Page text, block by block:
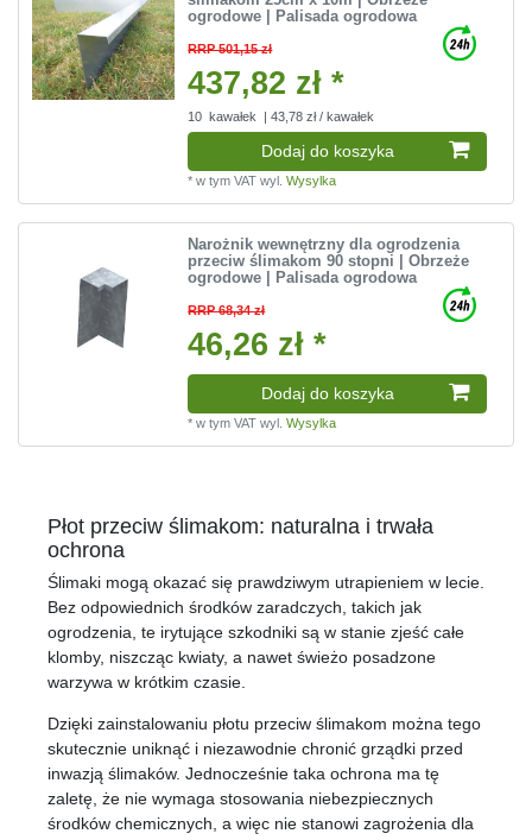
ogrodowe | Palisada ogrodowa
RRP 501,15 zł
437,82 zł *
10 kawałek | 43,78 zł / kawałek
Dodaj do koszyka
*w tym VAT wyl.Wysylka
Narożnik wewnętrzny dla ogrodzenia
przeciw ślimakom 90 stopni | Obrzeże
ogrodowe | Palisada ogrodowa
RRP 68,34 zł
46,26 zł *
Dodaj do koszyka
*w tym VAT wyl.Wysylka
Płot przeciw ślimakom: naturalna i trwała
ochrona
Ślimaki mogą okazać się prawdziwym utrapieniem w lecie.
Bez odpowiednich środków zaradczych, takich jak
ogrodzenia, te irytujące szkodniki są w stanie zjeść całe
klomby, niszcząc kwiaty, a nawet świeżo posadzone
warzywa w krótkim czasie.
Dzięki zainstalowaniu płotu przeciw ślimakom można tego
skutecznie uniknąć i niezawodnie chronić grządki przed
inwazją ślimaków. Jednocześnie taka ochrona ma tę
zaletę, że nie wymaga stosowania niebezpiecznych
środków chemicznych, a więc nie stanowi zagrożenia dla